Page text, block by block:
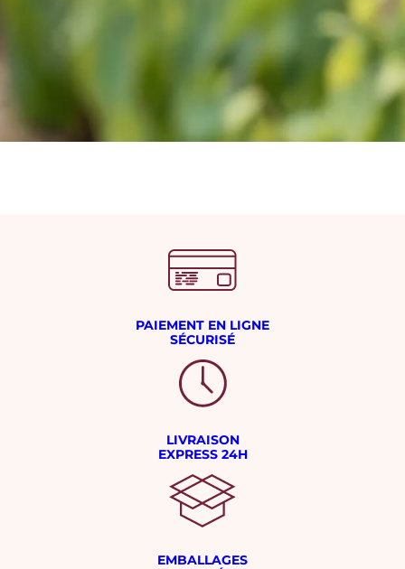
PAIEMENT EN LIGNE
SÉCURISÉ
LIVRAISON
EXPRESS 24H
EMBALLAGES